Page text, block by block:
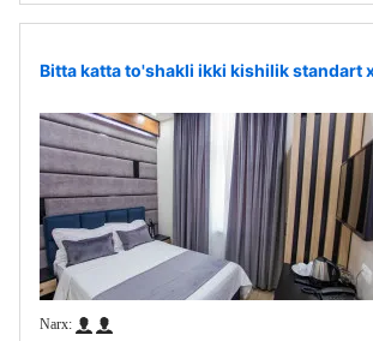
Bitta katta to'shakli ikki kishilik standart